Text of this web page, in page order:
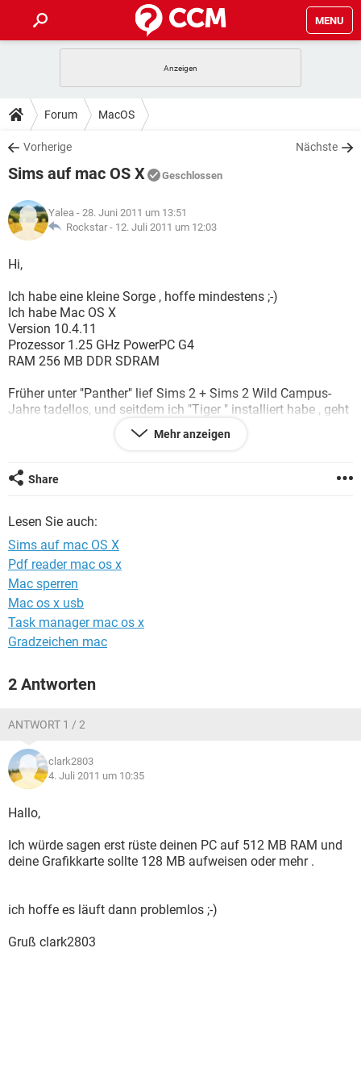
MENU
ANDROID
WINDOWS 10
WHATSAPP TIKTOK
FACEBOOK
TIPPS & TRICKS
SPIELE
WHATSAPP
FACEBOOK
DOWNLOADS
SPIELE STREAMING
ANDROID
WINDOWS 10 INSTAGRAM
WHATSAPP
SPIELE
ANDROID
WINDOWS 10
WHATSAPP TIKTOK
FACEBOOK
LEXIKON
SPIELE
WINDOWS 10
FACEBOOK
Forum MacOS
Vorherige Nächste
Sims auf mac OS X Geschlossen
Yalea - 28. Juni 2011 um 13:51
Rockstar - 12. Juli 2011 um 12:03
Hi,
Ich habe eine kleine Sorge , hoffe mindestens ;-)
Ich habe Mac OS X
Version 10.4.11
Prozessor 1.25 GHz PowerPC G4
RAM 256 MB DDR SDRAM
Früher unter "Panther" lief Sims 2 + Sims 2 Wild Campus-
Jahre tadellos, und seitdem ich "Tiger " installiert habe , geht
nichts mehr, einen Versuch Sims 2 zu deinstallieren und neu
zu installiert blieb auch Erfolglos....
dringend Hilfe gesucht bitte !!!
Mehr anzeigen
Share
Lesen Sie auch:
Sims auf mac OS X
Pdf reader mac os x
Mac sperren
Mac os x usb
Task manager mac os x
Gradzeichen mac
2 Antworten
ANTWORT 1 / 2
clark2803
4. Juli 2011 um 10:35
Hallo,
Ich würde sagen erst rüste deinen PC auf 512 MB RAM und
deine Grafikkarte sollte 128 MB aufweisen oder mehr .
ich hoffe es läuft dann problemlos ;-)
Gruß clark2803